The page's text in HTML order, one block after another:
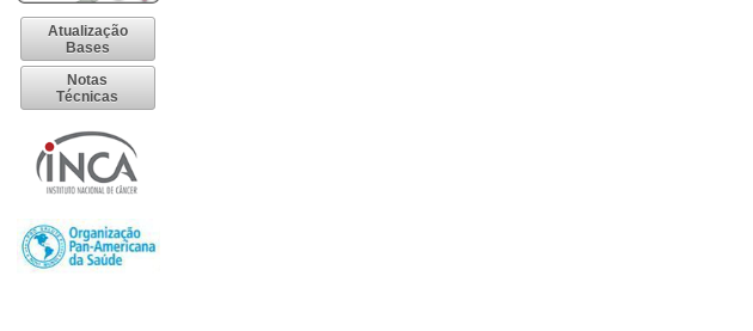
Atualização
Bases
Notas
Técnicas